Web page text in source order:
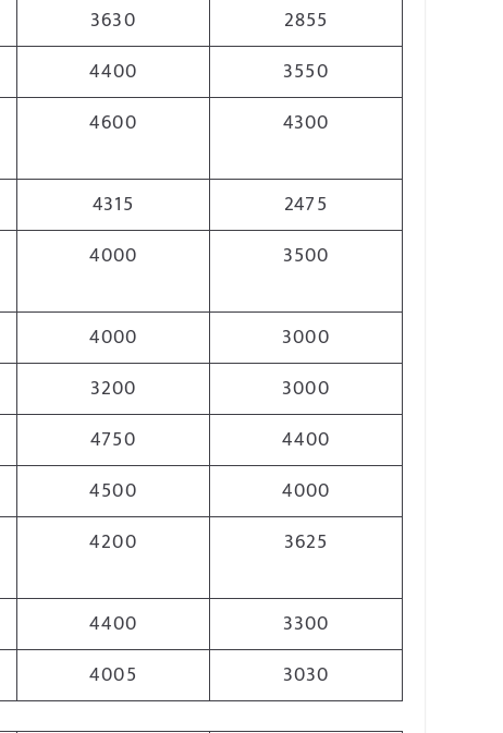
3630
2855
4400
3550
4600 4300
4315
2475
4000 3500
4000
3000
3200
3000
4750
4400
4500
4000
4200 3625
4400
3300
4005 3030